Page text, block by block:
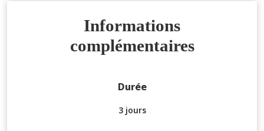
Informations
complémentaires
Durée
3 jours